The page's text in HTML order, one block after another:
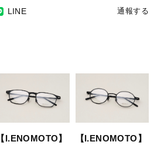
LINE 通報する
【I.ENOMOTO】
【I.ENOMOTO】